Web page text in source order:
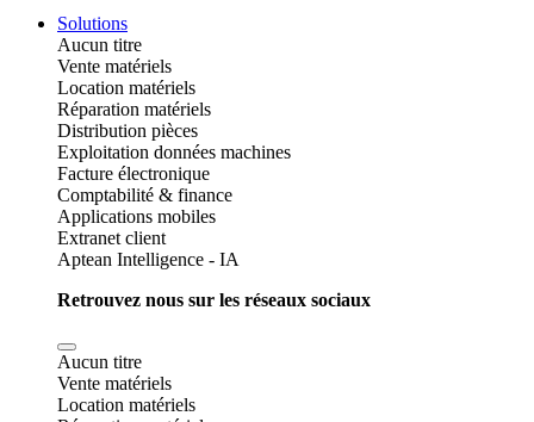
Solutions
Aucun titre
Vente matériels
Location matériels
Réparation matériels
Distribution pièces
Exploitation données machines
Facture électronique
Comptabilité & finance
Applications mobiles
Extranet client
Aptean Intelligence - IA
Retrouvez nous sur les réseaux sociaux
Aucun titre
Vente matériels
Location matériels